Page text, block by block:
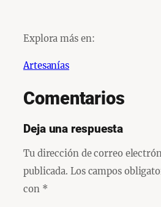
Explora más en:
Artesanías
Comentarios
Deja una respuesta
Tu dirección de correo
publicada. Los campos
con *